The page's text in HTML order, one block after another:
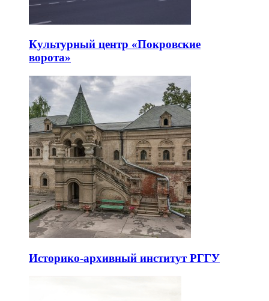
Культурный центр «Покровские
ворота»
Историко-архивный институт РГГУ